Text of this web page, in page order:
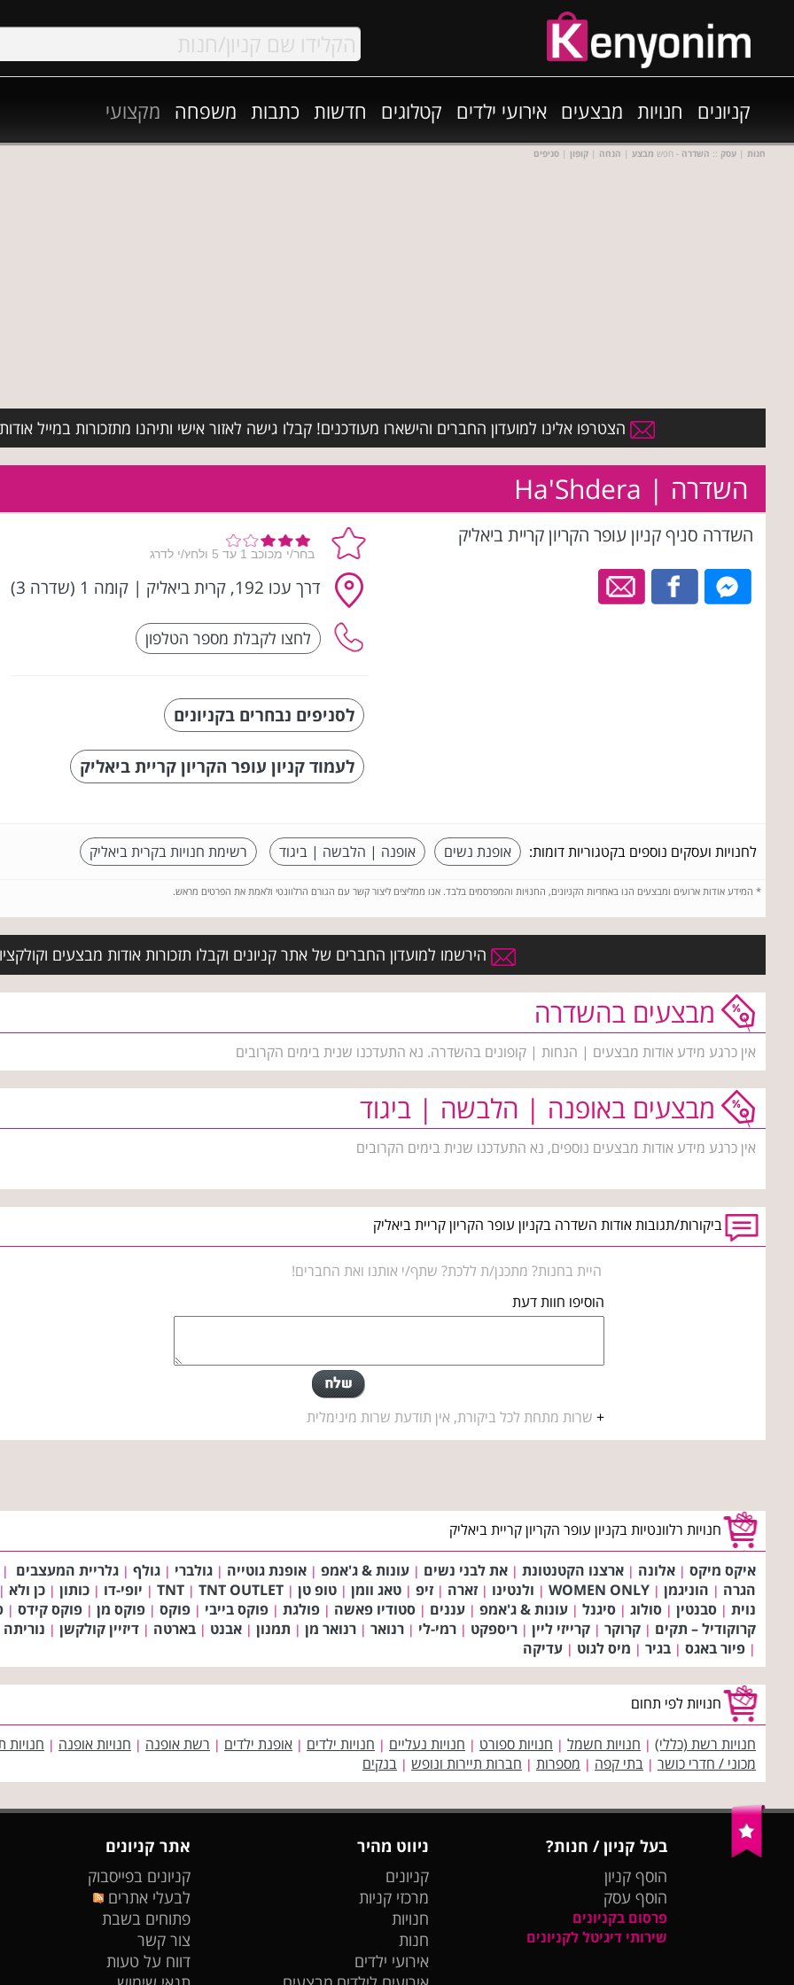
קניונים חנויות מבצעים אירועי ילדים קטלוגים חדשות כתבות משפחה מקצועי
חנות | עסק :: השדרה - חפש מבצע | הנחה | קופון | סניפים
הצטרפו אלינו למועדון החברים והישארו מעודכנים! קבלו גישה לאזור אישי ותיהנו מתזכורות במייל
השדרה | Ha'Shdera
השדרה סניף קניון עופר הקריון קריית ביאליק
דרך עכו 192, קרית ביאליק | קומה 1 (שדרה 3)
לסניפים נבחרים בקניונים
לעמוד קניון עופר הקריון קריית ביאליק
לחנויות ועסקים נוספים בקטגוריות דומות: אופנת נשים אופנה | הלבשה | ביגוד רשימת חנויות בקרית ביאליק
* המידע אודות ארועים ומבצעים הנו באחריות הקניונים, החנויות והמפרסמים בלבד. אנו ממליצים ליצור קשר עם הגורם הרלוונטי ולאמת את הפרטים מראש.
הירשמו למועדון החברים של אתר קניונים וקבלו תזכורות אודות מבצעים
מבצעים בהשדרה
אין כרגע מידע אודות מבצעים | הנחות | קופונים בהשדרה. נא התעדכנו שנית בימים הקרובים
מבצעים באופנה | הלבשה | ביגוד
אין כרגע מידע אודות מבצעים נוספים, נא התעדכנו שנית בימים הקרובים
ביקורות/תגובות אודות השדרה בקניון עופר הקריון קריית ביאליק
היית בחנות? מתכנן/ת ללכת? שתף/י אותנו ואת החברים!
הוסיפו חוות דעת
+ שרות מתחת לכל ביקורת, אין תודעת שרות מינימלית
חנויות רלוונטיות בקניון עופר הקריון קריית ביאליק
איקס מיקס | אלונה | ארצנו הקטנטונת | את לבני נשים | עונות & ג'אמפ | אופנת גוטייה | גולברי | גולף | גלריית המעצבים |
הגרה | הוניגמן |
WOMEN ONLY
| ולנטינו | זארה | זיפ | טאג וומן | טופ טן |
TNT | TNT OUTLET
| יופי-דו | כותון | כן ולא |
נוית | סבנטין | סולוג | סיגנל | עונות & ג'אמפ | עננים | סטודיו פאשה | פולגת | פוקס בייבי | פוקס | פוקס מן | פוקס קידס |
קרוקודיל – תקים | קרוקר | קרייזי ליין | ריספקט | רמי-לי | רנואר | רנואר מן | תמנון | אבנט | בארטה | דיזיין קולקשן |
| פיור באגס | בגיר | מיס לגוט | עדיקה
חנויות לפי תחום
חנויות רשת (כללי) | חנויות חשמל | חנויות ספורט | חנויות נעליים | חנויות ילדים | אופנת ילדים | רשת אופנה | חנויות אופנה | חנויות
מכוני / חדרי כושר | בתי קפה | מספרות | חברות תיירות ונופש | בנקים
בעל קניון / חנות?
הוסף קניון
הוסף עסק
פרסום בקניונים
שירותי דיגיטל לקניונים
ניווט מהיר
קניונים
מרכזי קניות
חנויות
חנות
אירועי ילדים
אתר קניונים
קניונים בפייסבוק
לבעלי אתרים
פתוחים בשבת
צור קשר
דווח על טעות